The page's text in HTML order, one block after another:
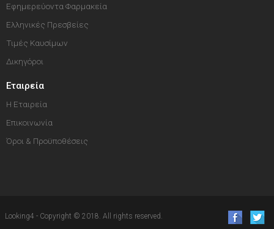
Εφημερεύοντα Φαρμακεία
Ελληνικές Πρεσβείες
Τιμές Καυσίμων
Δικηγόροι
Εταιρεία
Η Εταιρεία
Επικοινωνία
Όροι & Προϋποθέσεις
Looking4 - Copyright © 2018. All rights reserved.